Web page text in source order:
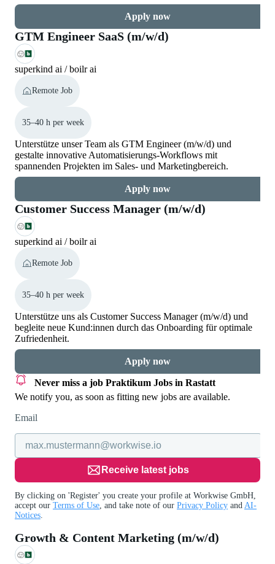
Apply now
GTM Engineer SaaS (m/w/d)
superkind ai / boilr ai
Remote Job
35–40 h per week
Unterstütze unser Team als GTM Engineer (m/w/d) und
gestalte innovative Automatisierungs-Workflows mit
spannenden Projekten im Sales- und Marketingbereich.
Apply now
Customer Success Manager (m/w/d)
superkind ai / boilr ai
Remote Job
35–40 h per week
Unterstütze uns als Customer Success Manager (m/w/d) und
begleite neue Kund:innen durch das Onboarding für optimale
Zufriedenheit.
Apply now
Never miss a job Praktikum Jobs in Rastatt
We notify you, as soon as fitting new jobs are available.
Email
Receive latest jobs
By clicking on 'Register' you create your profile at Workwise GmbH,
accept our Terms of Use , and take note of our Privacy Policy and AI-
Notices
Growth & Content Marketing (m/w/d)